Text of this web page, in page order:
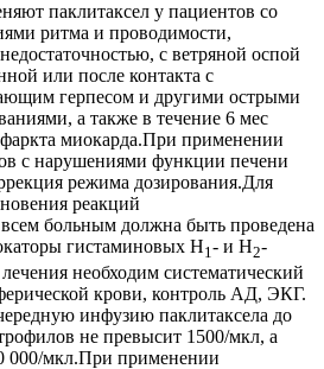
паклитаксел у пациентов со
ритма и проводимости,
с ветряной оспой
или после контакта с
герпесом и другими острыми
а также в течение 6 мес
миокарда.При применении
с нарушениями функции печени
режима дозирования.Для
реакций
больным должна быть проведена
гистаминовых H1- и H2-
необходим систематический
крови, контроль АД, ЭКГ.
инфузию паклитаксела до
не превысит 1500/мкл, а
000/мкл.При применении